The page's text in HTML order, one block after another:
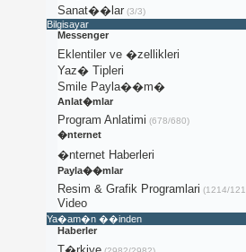
Sanat��lar(3/3)
Bilgisayar
Messenger
Eklentiler ve �zellikleri
Yaz� Tipleri
Smile Payla��m�
Anlat�mlar
Program Anlatimi (678/680)
�nternet
�nternet Haberleri
Payla��mlar
Resim & Grafik Programlari (1214/
Video
Ya�am�n ��inden
Haberler